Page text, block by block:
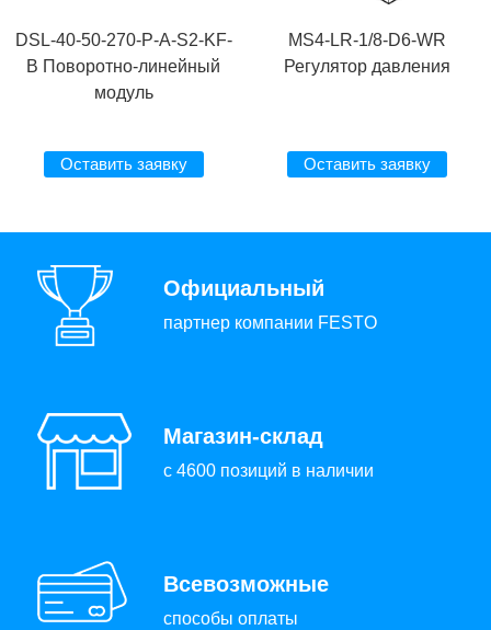
DSL-40-50-270-P-A-S2-KF-
B Поворотно-линейный
модуль
Оставить заявку
MS4-LR-1/8-D6-WR
Регулятор давления
Оставить заявку
Официальный
партнер компании FESTO
Магазин-склад
с 4600 позиций в наличии
Всевозможные
способы оплаты